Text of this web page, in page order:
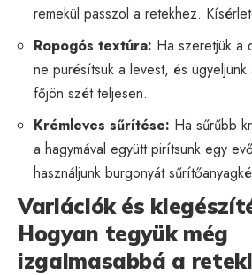
remekül passzol a retekhez.
Ropogós textúra: Ha szeretjük a
ne pürésítsük a levest, és
főjön szét teljesen.
Krémleves sűrítése: Ha sűrűbb
a hagymával együtt pirítsunk egy
használjunk burgonyát
Variációk és
Hogyan tegyük még
izgalmasabbá a